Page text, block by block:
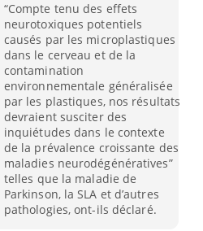
“Compte tenu des effets
neurotoxiques potentiels
causés par les microplastiques
dans le cerveau et de la
contamination
environnementale généralisée
par les plastiques, nos résultats
devraient susciter des
inquiétudes dans le contexte
de la prévalence croissante des
maladies neurodégénératives”
telles que la maladie de
Parkinson, la SLA et d’autres
pathologies, ont-ils déclaré.